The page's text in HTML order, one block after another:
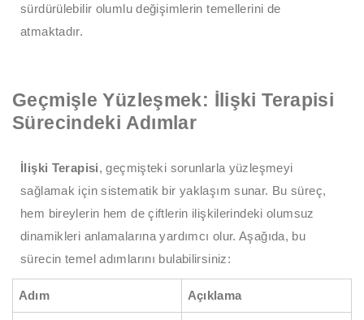
sürdürülebilir olumlu değişimlerin temellerini de
atmaktadır.
Geçmişle Yüzleşmek: İlişki Terapisi
Sürecindeki Adımlar
İlişki Terapisi, geçmişteki sorunlarla yüzleşmeyi
sağlamak için sistematik bir yaklaşım sunar. Bu süreç,
hem bireylerin hem de çiftlerin ilişkilerindeki olumsuz
dinamikleri anlamalarına yardımcı olur. Aşağıda, bu
sürecin temel adımlarını bulabilirsiniz:
Adım Açıklama